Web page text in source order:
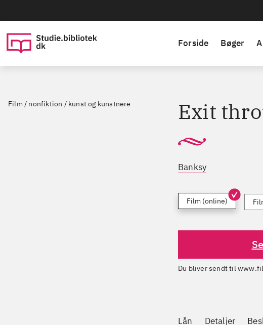
Forside Bøger
Film / nonfiktion / kunst og kunstnere Exit
Banksy
Film (online)
Du bliver sendt til
Lån Detaljer